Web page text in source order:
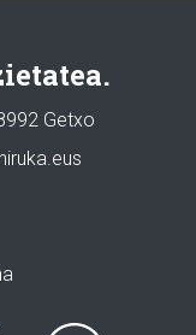
Getxo